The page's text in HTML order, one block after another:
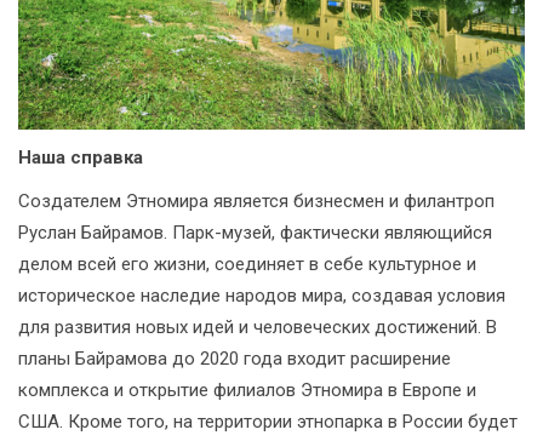
Наша справка
Создателем Этномира является бизнесмен и филантроп
Руслан Байрамов. Парк-музей, фактически являющийся
делом всей его жизни, соединяет в себе культурное и
историческое наследие народов мира, создавая условия
для развития новых идей и человеческих достижений. В
планы Байрамова до 2020 года входит расширение
комплекса и открытие филиалов Этномира в Европе и
США. Кроме того, на территории этнопарка в России будет